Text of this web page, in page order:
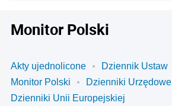
Monitor Polski
Akty ujednolicone
Dziennik Ustaw
Monitor Polski
Dzienniki Urzędowe
Dzienniki Unii Europejskiej